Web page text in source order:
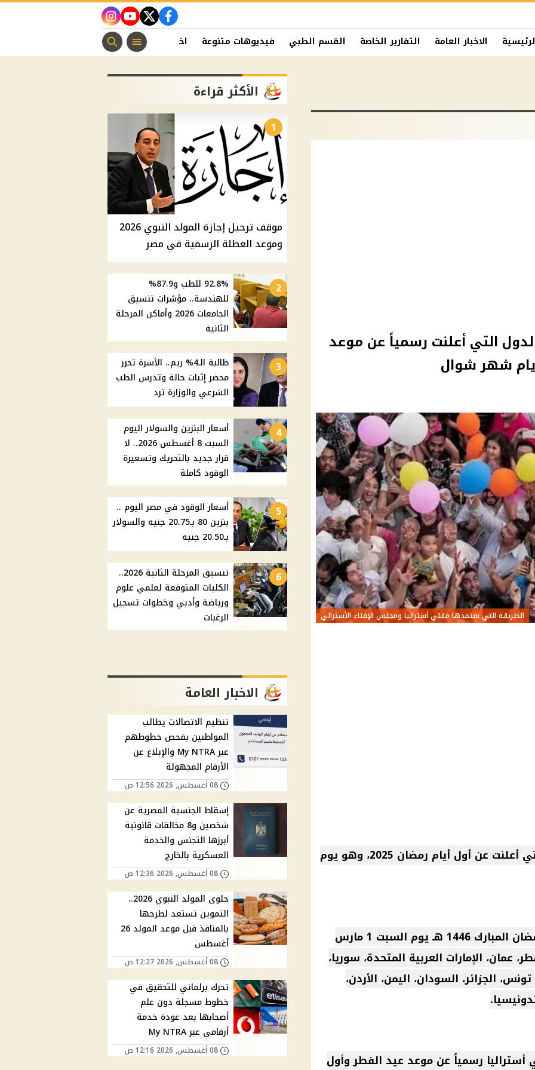
facebook
twitter
youtube
instagram
الاخبار العامة التقارير الخاصة القسم الطبي فيديوهات متنوعة اخبار الفن منوعات مسيحية
التي أعلنت رسمياً عن موعد
شهر شوال
الطريقة التي يعتمدها مفتي أستراليا ومجلس الإفتاء الأسترالي
كانت أستراليا من أوائل الدول التي أعلنت عن أول أيام رمضان 2025، وهو يوم
بدأت عشرون دولة صيام شهر رمضان المبارك 1446 هـ يوم السبت 1 مارس
عمان، الإمارات العربية المتحدة، سوريا،
الجزائر، السودان، اليمن، الأردن،
أستراليا رسمياً عن موعد عيد الفطر وأول
الأكثر قراءة
1
موقف ترحيل إجازة المولد النبوي 2026
وموعد العطلة الرسمية في مصر
2
92.8% للطب و87.9%
للهندسة.. مؤشرات تنسيق
الجامعات 2026 وأماكن المرحلة
الثانية
3
طالبة الـ4% ريم.. الأسرة تحرر
محضر إثبات حالة وتدرس الطب
الشرعي والوزارة ترد
4
أسعار البنزين والسولار اليوم
السبت 8 أغسطس 2026.. لا
قرار جديد بالتحريك وتسعيرة
الوقود كاملة
5
أسعار الوقود في مصر اليوم ..
بنزين 80 بـ20.75 جنيه والسولار
بـ20.50 جنيه
6
تنسيق المرحلة الثانية 2026..
الكليات المتوقعة لعلمي علوم
ورياضة وأدبي وخطوات تسجيل
الرغبات
الاخبار العامة
تنظيم الاتصالات يطالب
المواطنين بفحص خطوطهم
عبر My NTRA والإبلاغ عن
الأرقام المجهولة
08 أغسطس, 2026 12:56 ص
إسقاط الجنسية المصرية عن
شخصين و8 مخالفات قانونية
أبرزها التجنس والخدمة
العسكرية بالخارج
08 أغسطس, 2026 12:36 ص
حلوى المولد النبوي 2026..
التموين تستعد لطرحها
بالمنافذ قبل موعد المولد 26
أغسطس
08 أغسطس, 2026 12:27 ص
تحرك برلماني للتحقيق في
خطوط مسجلة دون علم
أصحابها بعد عودة خدمة
أرقامي عبر My NTRA
08 أغسطس, 2026 12:16 ص